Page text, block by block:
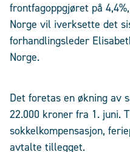
frontfagoppgjøret på
Norge vil iverksette det
forhandlingsleder
Norge.
Det foretas en økning av
22.000 kroner fra 1. juni.
sokkelkompensasjon,
avtalte tillegget.